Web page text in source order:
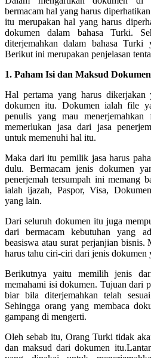
bermacam hal yang harus
itu merupakan hal yang harus
dokumen dalam bahasa Turki.
diterjemahkan dalam bahasa Turki
Berikut ini merupakan penjelasan
1. Paham Isi dan Maksud Dokumen
Hal pertama yang harus
dokumen itu. Dokumen ialah file
penulis yang mau
memerlukan jasa dari jasa
untuk memenuhi hal itu.
Maka dari itu pemilik jasa harus
dulu. Bermacam jenis dokumen
penerjemah tersumpah ini memang
ialah ijazah, Paspor, Visa,
yang lain.
Dari seluruh dokumen itu juga
dari bermacam kebutuhan yang
beasiswa atau surat perjanjian bisnis.
harus tahu ciri-ciri dari jenis dokumen
Berikutnya yaitu memilih jenis
memahami isi dokumen. Tujuan dari
biar bila diterjemahkan telah
Sehingga orang yang membaca
gampang di mengerti.
Oleh sebab itu, Orang Turki tidak
dan maksud dari dokumen